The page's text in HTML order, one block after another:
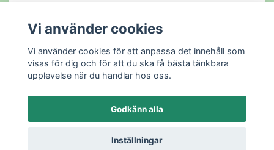
Läs mer
© 2026 Återbruket i Sundsvall ABPowered by Quickbutik
Vi använder cookies
Vi använder cookies för att anpassa det innehåll som
visas för dig och för att du ska få bästa tänkbara
upplevelse när du handlar hos oss.
Godkänn alla
Inställningar